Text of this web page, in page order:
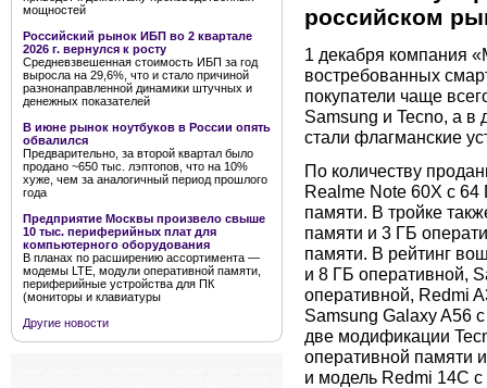
мощностей
Российский рынок ИБП во 2 квартале
2026 г. вернулся к росту
Средневзвешенная стоимость ИБП за год
выросла на 29,6%, что и стало причиной
разнонаправленной динамики штучных и
денежных показателей
В июне рынок ноутбуков в России опять
обвалился
Предварительно, за второй квартал было
продано ~650 тыс. лэптопов, что на 10%
хуже, чем за аналогичный период прошлого
года
Предприятие Москвы произвело свыше
10 тыс. периферийных плат для
компьютерного оборудования
В планах по расширению ассортимента —
модемы LTE, модули оперативной памяти,
периферийные устройства для ПК
(мониторы и клавиатуры
Другие новости
российском
1 декабря компания
востребованных
покупатели чаще
Samsung и Tecno, а
стали флагманские
По количеству
Realme Note 60X с
памяти. В тройке
памяти и 3 ГБ
памяти. В рейтинг
и 8 ГБ оперативной,
оперативной, Redmi
Samsung Galaxy A56
две модификации
оперативной памяти
и модель Redmi 14С